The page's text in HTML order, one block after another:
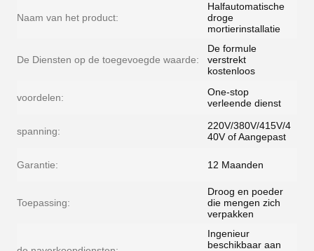
Naam van het product:
Halfautomatische
droge
mortierinstallatie
De Diensten op de toegevoegde waarde:
De formule
verstrekt
kostenloos
voordelen:
One-stop
verleende dienst
spanning:
220V/380V/415V/4
40V of Aangepast
Garantie: 12 Maanden
Toepassing:
Droog en poeder
die mengen zich
verpakken
Ingenieur
beschikbaar aan